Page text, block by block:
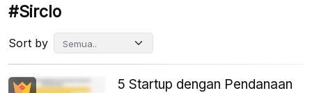
#sirclo
Sort by
5 Startup dengan Pendanaan